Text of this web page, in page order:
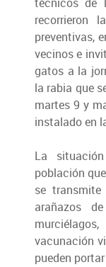
recorrieron
preventivas,
vecinos e
gatos a la
la rabia que
martes 9 y
instalado en
La
población
se
arañazos
vacunación
pueden